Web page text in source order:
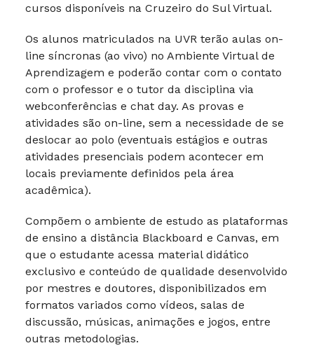
cursos disponíveis na Cruzeiro do Sul Virtual.
Os alunos matriculados na UVR terão aulas on-
line síncronas (ao vivo) no Ambiente Virtual de
Aprendizagem e poderão contar com o contato
com o professor e o tutor da disciplina via
webconferências e chat day. As provas e
atividades são on-line, sem a necessidade de se
deslocar ao polo (eventuais estágios e outras
atividades presenciais podem acontecer em
locais previamente definidos pela área
acadêmica).
Compõem o ambiente de estudo as plataformas
de ensino a distância Blackboard e Canvas, em
que o estudante acessa material didático
exclusivo e conteúdo de qualidade desenvolvido
por mestres e doutores, disponibilizados em
formatos variados como vídeos, salas de
discussão, músicas, animações e jogos, entre
outras metodologias.